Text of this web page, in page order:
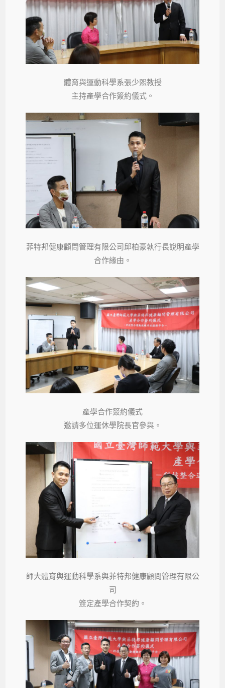
體育與運動科學系張少熙教授
主持產學合作簽約儀式。
菲特邦健康顧問管理有限公司邱柏豪執行長說明產學
合作緣由。
產學合作簽約儀式
邀請多位運休學院長官參與。
師大體育與運動科學系與菲特邦健康顧問管理有限公
司
簽定產學合作契約。